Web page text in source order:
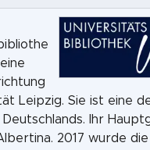
Leipzig. Sie ist eine
Deutschlands. Ihr
2017 wurde